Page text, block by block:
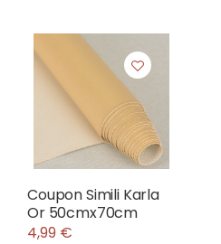
Coupon Simili Karla
Or 50cmx70cm
4,99 €